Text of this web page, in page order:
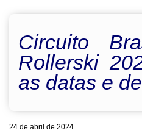
Circuito
Rollerski
as datas e
24 de abril de 2024